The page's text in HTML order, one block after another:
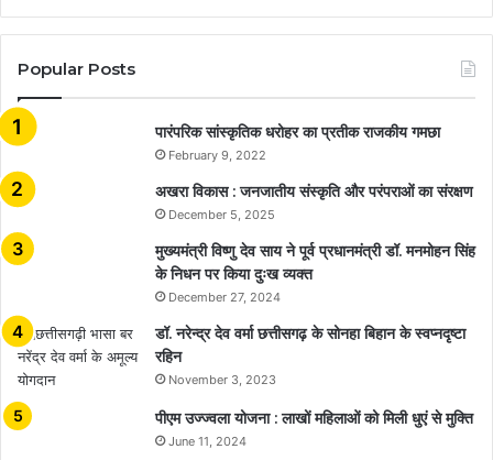
Popular Posts
​​​​​​​पारंपरिक सांस्कृतिक धरोहर का प्रतीक राजकीय गमछा
February 9, 2022
अखरा विकास : जनजातीय संस्कृति और परंपराओं का संरक्षण
December 5, 2025
मुख्यमंत्री विष्णु देव साय ने पूर्व प्रधानमंत्री डॉ. मनमोहन सिंह
के निधन पर किया दुःख व्यक्त
December 27, 2024
डॉ. नरेन्द्र देव वर्मा छत्तीसगढ़ के सोनहा बिहान के स्वप्नदृष्टा
रहिन
November 3, 2023
पीएम उज्ज्वला योजना : लाखों महिलाओं को मिली धुएं से मुक्ति
June 11, 2024